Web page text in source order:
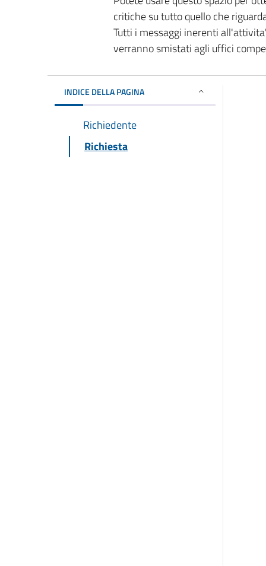
critiche su tutto quello che
Tutti i messaggi inerenti
verranno smistati agli uffici
INDICE DELLA PAGINA
Richiedente
Richiesta